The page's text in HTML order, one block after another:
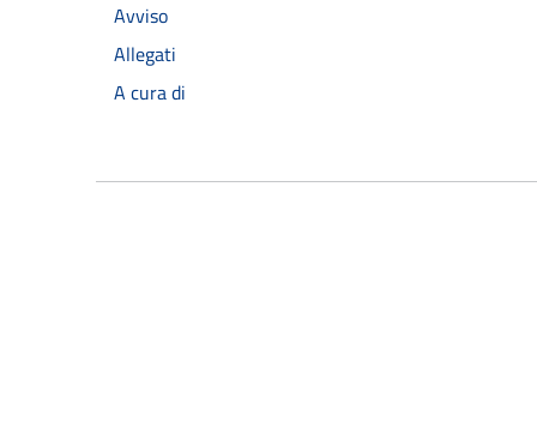
Avviso
Allegati
A cura di